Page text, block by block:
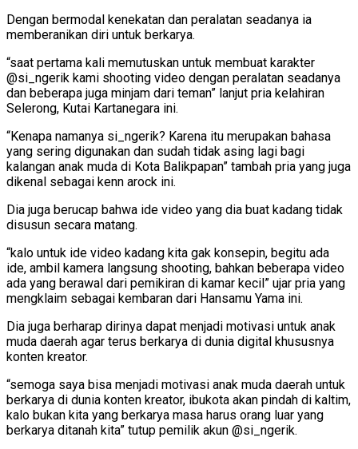
Dengan bermodal kenekatan dan peralatan seadanya ia
memberanikan diri untuk berkarya.
“saat pertama kali memutuskan untuk membuat karakter
@si_ngerik kami shooting video dengan peralatan seadanya
dan beberapa juga minjam dari teman” lanjut pria kelahiran
Selerong, Kutai Kartanegara ini.
“Kenapa namanya si_ngerik? Karena itu merupakan bahasa
yang sering digunakan dan sudah tidak asing lagi bagi
kalangan anak muda di Kota Balikpapan” tambah pria yang juga
dikenal sebagai kenn arock ini.
Dia juga berucap bahwa ide video yang dia buat kadang tidak
disusun secara matang.
“kalo untuk ide video kadang kita gak konsepin, begitu ada
ide, ambil kamera langsung shooting, bahkan beberapa video
ada yang berawal dari pemikiran di kamar kecil” ujar pria yang
mengklaim sebagai kembaran dari Hansamu Yama ini.
Dia juga berharap dirinya dapat menjadi motivasi untuk anak
muda daerah agar terus berkarya di dunia digital khususnya
konten kreator.
“semoga saya bisa menjadi motivasi anak muda daerah untuk
berkarya di dunia konten kreator, ibukota akan pindah di kaltim,
kalo bukan kita yang berkarya masa harus orang luar yang
berkarya ditanah kita” tutup pemilik akun @si_ngerik.